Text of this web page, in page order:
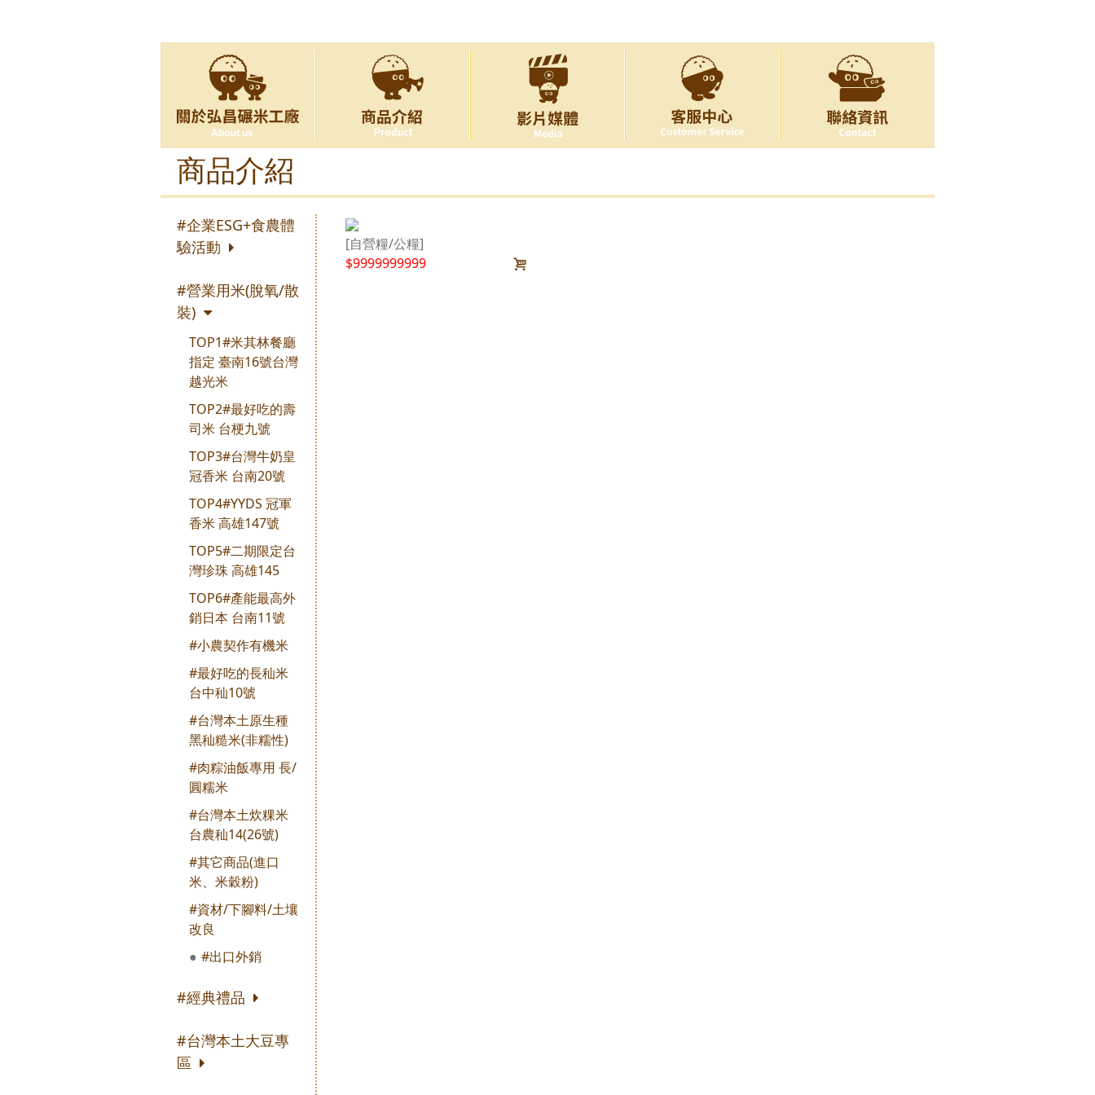
商品介紹
#企業ESG+食農體
驗活動
#營業用米(脫氧/散
裝)
TOP1#米其林餐廳
指定 臺南16號台灣
越光米
TOP2#最好吃的壽
司米 台梗九號
TOP3#台灣牛奶皇
冠香米 台南20號
TOP4#YYDS 冠軍
香米 高雄147號
TOP5#二期限定台
灣珍珠 高雄145
TOP6#產能最高外
銷日本 台南11號
#小農契作有機米
#最好吃的長秈米
台中秈10號
#台灣本土原生種
黑秈糙米(非糯性)
#肉粽油飯專用 長/
圓糯米
#台灣本土炊粿米
台農秈14(26號)
#其它商品(進口
米、米穀粉)
#資材/下腳料/土壤
改良
#出口外銷
#經典禮品
#台灣本土大豆專
區
[自營糧/公糧]
$9999999999